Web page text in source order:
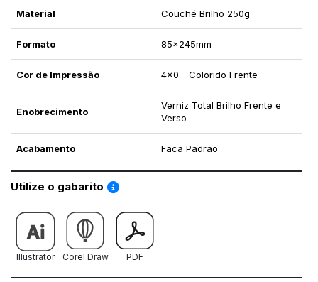
Material Couché Brilho 250g
Formato 85x245mm
Cor de Impressão 4x0 - Colorido Frente
Enobrecimento
Verniz Total Brilho Frente e
Verso
Acabamento Faca Padrão
Utilize o gabarito Saiba como utilizar os nossos gabaritos
Illustrator Corel Draw PDF